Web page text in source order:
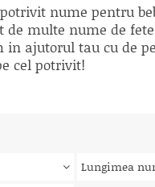
nume pentru
multe nume de
ajutorul tau cu de
cel potrivit!
Lungimea